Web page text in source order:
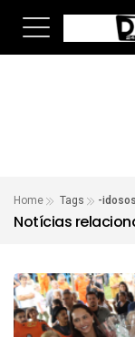
Home Tags -
Notícias